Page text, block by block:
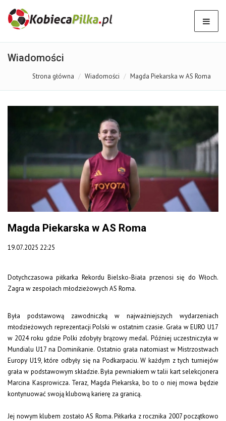
Wiadomości
Strona główna Wiadomości Magda Piekarska w AS Roma
Magda Piekarska w AS Roma
19.07.2025 22:25
Dotychczasowa piłkarka Rekordu Bielsko-Biała przenosi się do Włoch.
Zagra w zespołach młodzieżowych AS Roma.
Była podstawową zawodniczką w najważniejszych wydarzeniach
młodzieżowych reprezentacji Polski w ostatnim czasie. Grała w EURO U17
w 2024 roku gdzie Polki zdobyły brązowy medal. Później uczestniczyła w
Mundialu U17 na Dominikanie. Ostatnio grała natomiast w Mistrzostwach
Europy U19, które odbyły się na Podkarpaciu. W każdym z tych turniejów
grała w podstawowym składzie. Była pewniakiem w talii kart selekcjonera
Marcina Kasprowicza. Teraz, Magda Piekarska, bo to o niej mowa będzie
kontynuować swoją klubową karierę za granicą.
Jej nowym klubem zostało AS Roma. Piłkarka z rocznika 2007 początkowo